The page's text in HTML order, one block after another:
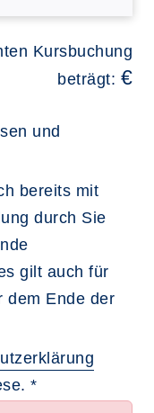
Kursbuchung
beträgt: €
im
und
Browsertab
bereits mit
durch Sie
gilt auch für
dem Ende der
neuen
*